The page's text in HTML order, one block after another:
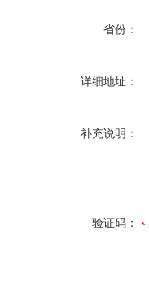
省份：
详细地址：
补充说明：
验证码：